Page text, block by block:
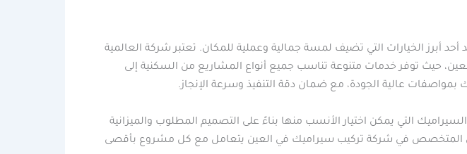
أبرز الخيارات التي تضيف لمسة جمالية وعملية للمكان. تعتبر شركة العالمية
حيث توفر خدمات متنوعة تناسب جميع أنواع المشاريع من السكنية إلى
عالية الجودة، مع ضمان دقة التنفيذ وسرعة الإنجاز.
التي يمكن اختيار الأنسب منها بناءً على التصميم المطلوب والميزانية
المتخصص في شركة تركيب سيراميك في العين يتعامل مع كل مشروع بأقصى